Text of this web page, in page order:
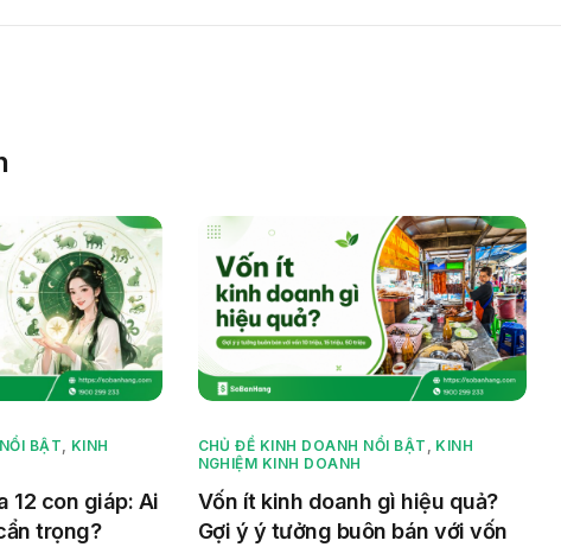
BẬT, KINH
12 con giáp: Ai
trọng?
CHỦ ĐỀ KINH DOANH NỔI BẬT , KINH
NGHIỆM KINH DOANH
Vốn ít kinh doanh gì hiệu quả?
Gợi ý ý tưởng buôn bán với vốn